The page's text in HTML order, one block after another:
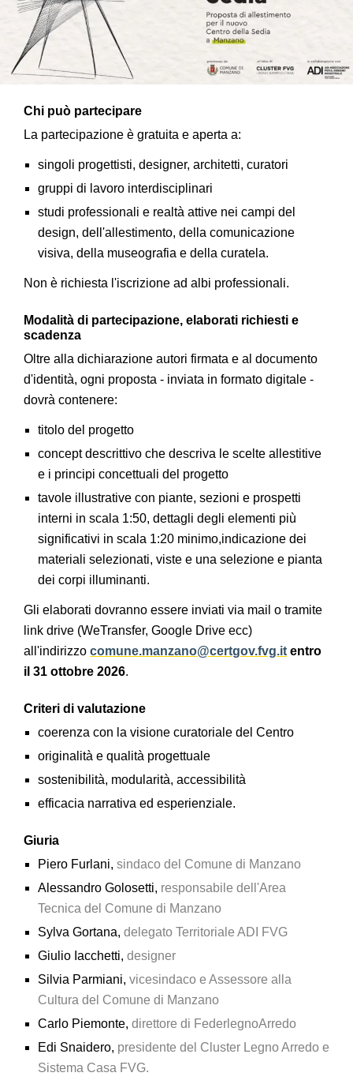
Chi può partecipare
La partecipazione è gratuita e aperta a:
singoli progettisti, designer, architetti, curatori
gruppi di lavoro interdisciplinari
studi professionali e realtà attive nei campi del
design, dell'allestimento, della comunicazione
visiva, della museografia e della curatela.
Non è richiesta l'iscrizione ad albi professionali.
Modalità di partecipazione, elaborati richiesti e
scadenza
Oltre alla dichiarazione autori firmata e al documento
d'identità, ogni proposta - inviata in formato digitale -
dovrà contenere:
titolo del progetto
concept descrittivo che descriva le scelte allestitive
e i principi concettuali del progetto
tavole illustrative con piante, sezioni e prospetti
interni in scala 1:50, dettagli degli elementi più
significativi in scala 1:20 minimo,indicazione dei
materiali selezionati, viste e una selezione e pianta
dei corpi illuminanti.
Gli elaborati dovranno essere inviati via mail o tramite
link drive (WeTransfer, Google Drive ecc)
all'indirizzo comune.manzano@certgov.fvg.it entro
il 31 ottobre 2026.
Criteri di valutazione
coerenza con la visione curatoriale del Centro
originalità e qualità progettuale
sostenibilità, modularità, accessibilità
efficacia narrativa ed esperienziale.
Giuria
Piero Furlani, sindaco del Comune di Manzano
Alessandro Golosetti, responsabile dell'Area
Tecnica del Comune di Manzano
Sylva Gortana, delegato Territoriale ADI FVG
Giulio Iacchetti, designer
Silvia Parmiani, vicesindaco e Assessore alla
Cultura del Comune di Manzano
Carlo Piemonte, direttore di FederlegnoArredo
Edi Snaidero, presidente del Cluster Legno Arredo e
Sistema Casa FVG.